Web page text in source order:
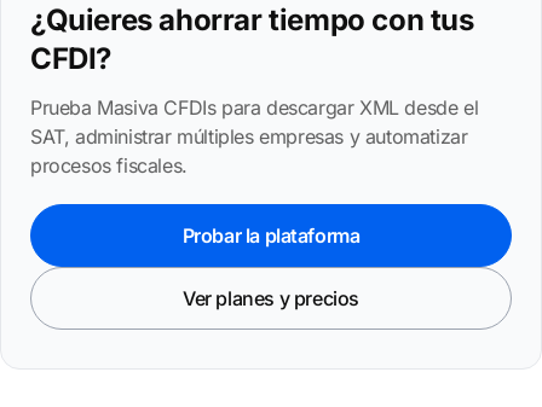
¿Quieres ahorrar tiempo con tus
CFDI?
Prueba Masiva CFDIs para descargar XML desde el
SAT, administrar múltiples empresas y automatizar
procesos fiscales.
Probar la plataforma
Ver planes y precios